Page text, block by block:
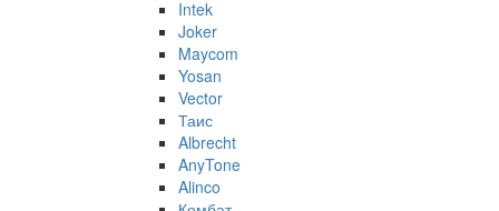
Intek
Joker
Maycom
Yosan
Vector
Таис
Albrecht
AnyTone
Alinco